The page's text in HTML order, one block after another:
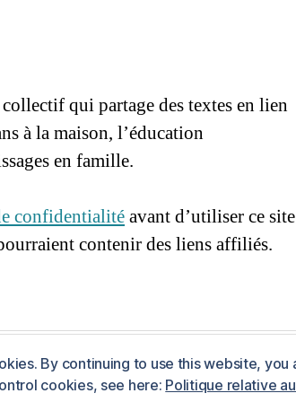
qui partage des textes en lien
à la maison, l’éducation
en famille.
confidentialitéavant d’utiliser ce
contenir des liens affiliés.
par WordPress
By continuing to use this website, you
cookies, see here: Politique relative